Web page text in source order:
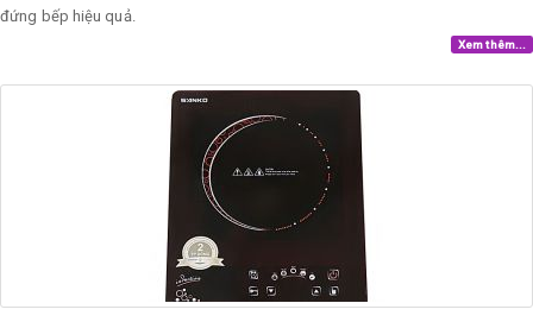
đứng bếp hiệu quả.
Xem thêm...